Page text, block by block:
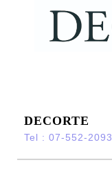
DECORTE
Tel : 07-552-2093